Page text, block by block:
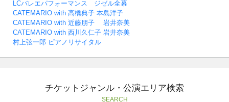
LCバレエパフォーマンス ジゼル全幕
CATEMARIO with 高橋典子 本島洋子
CATEMARIO with 近藤朋子 岩井奈美
CATEMARIO with 西川久仁子 岩井奈美
村上弦一郎 ピアノリサイタル
チケットジャンル・公演エリア検索
SEARCH